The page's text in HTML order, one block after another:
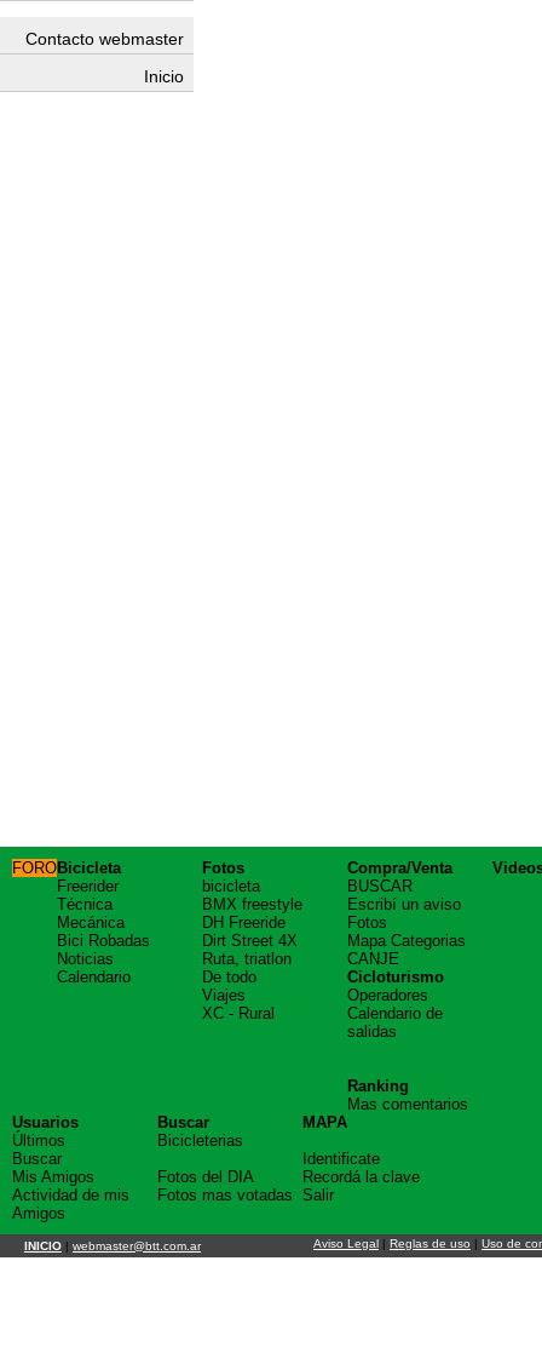
Contacto webmaster
Inicio
FOROBicicleta
Freerider
Técnica
Mecánica
Bici Robadas
Noticias
Calendario
Fotos
bicicleta
BMX freestyle
DH Freeride
Dirt Street 4X
Ruta, triatlon
De todo
Viajes
XC - Rural
Compra/Venta
BUSCAR
Escribí un aviso
Fotos
Mapa Categorias
CANJE
Cicloturismo
Operadores
Calendario de
salidas
Ranking
Mas comentarios
Usuarios
Últimos
Buscar
Mis Amigos
Actividad de mis
Amigos
Buscar
Bicicleterias
Fotos del DIA
Fotos mas votadas
MAPA
Identificate
Recordá la clave
Salir
INICIO | webmaster@btt.com.ar Aviso Legal | Reglas de uso | Uso de